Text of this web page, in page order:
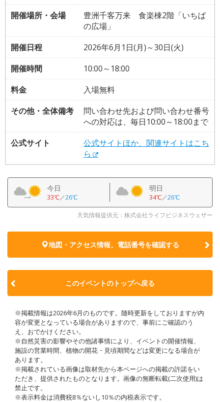
開催場所・会場
豊洲千客万来 食楽棟2階「いちば
の広場」
開催日程
2026年6月1日(月)～30日(火)
開催時間
10:00～18:00
料金
入場無料
その他・全体備考
問い合わせ先および問い合わせ番号
への対応は、毎日10:00～18:00まで
公式サイト
公式サイトほか、関連サイトはこち
ら
今日
33℃／26℃
明日
34℃／26℃
天気情報提供元：株式会社ライフビジネスウェザー
地図・アクセス情報、電話番号を確認する
このイベントのトップへ戻る
※掲載情報は2026年6月のものです。随時更新をしておりますが内
容が変更となっている場合がありますので、事前にご確認のう
え、おでかけください。
※自然災害の影響やその他諸事情により、イベントの開催情報、
施設の営業時間、植物の開花・見頃期間などは変更になる場合が
あります。
※掲載されている画像は取材先から本ページへの掲載の許諾をい
ただき、提供されたものとなります。画像の無断転載(二次使用)は
禁止です。
※表示料金は消費税8％ないし10％の内税表示です。